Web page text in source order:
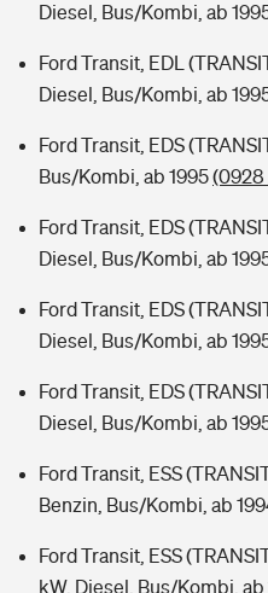
Diesel, Bus/Kombi, ab
Ford Transit, EDL
Diesel, Bus/Kombi, ab
Ford Transit, EDS
Bus/Kombi, ab 1995(0928
Ford Transit, EDS
Diesel, Bus/Kombi, ab
Ford Transit, EDS
Diesel, Bus/Kombi, ab
Ford Transit, EDS
Diesel, Bus/Kombi, ab
Ford Transit, ESS
Benzin, Bus/Kombi, ab
Ford Transit, ESS
kW, Diesel, Bus/Kombi, ab